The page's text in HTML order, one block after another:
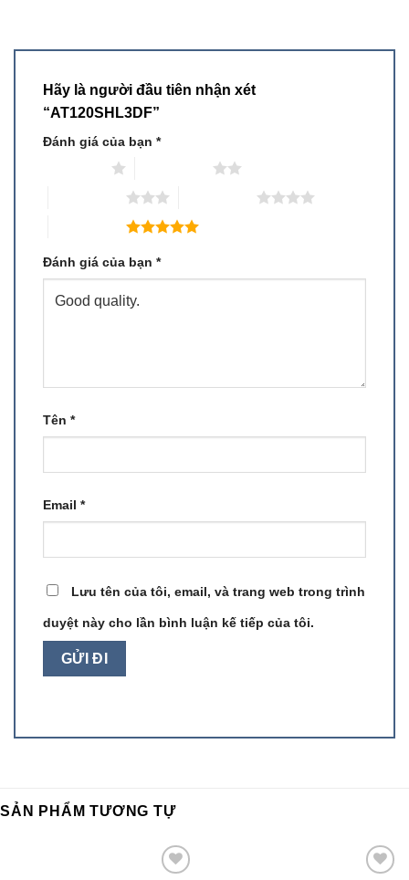
Hãy là người đầu tiên nhận xét
“AT120SHL3DF”
Đánh giá của bạn *
Đánh giá của bạn *
Tên *
Email *
Lưu tên của tôi, email, và trang web trong trình
duyệt này cho lần bình luận kế tiếp của tôi.
SẢN PHẨM TƯƠNG TỰ